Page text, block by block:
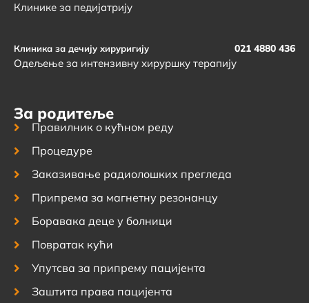
Клинике за педијатрију
Клиника за дечију хируригију 021 4880 436
Одељење за интензивну хируршку терапију
За родитеље
Правилник о кућном реду
Процедуре
Заказивање радиолошких прегледа
Припрема за магнетну резонанцу
Боравака деце у болници
Повратак кући
Упутсва за припрему пацијента
Заштита права пацијента